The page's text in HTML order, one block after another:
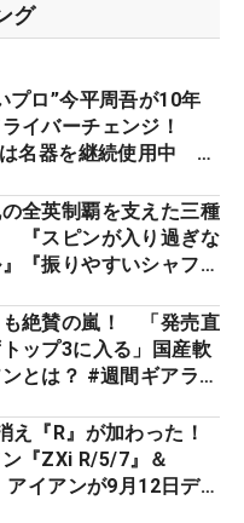
グ
プロ”今平周吾が10年
イバーチェンジ！
名器を継続使用中 #
全英制覇を支えた三種
『スピンが入り過ぎな
『振りやすいシャフ
プロセッティング
も絶賛の嵐！ 「発売直
ップ3に入る」国産軟
とは？ #週間ギアラン
え『R』が加わった！
『ZXi R/5/7』＆
アイアンが9月12日デ